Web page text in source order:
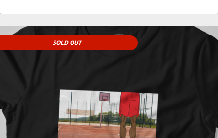
SOLD OUT